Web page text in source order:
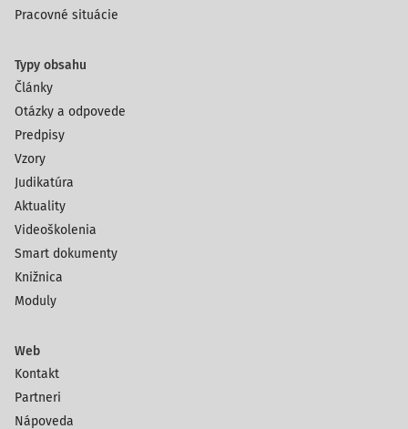
Pracovné situácie
Typy obsahu
Články
Otázky a odpovede
Predpisy
Vzory
Judikatúra
Aktuality
Videoškolenia
Smart dokumenty
Knižnica
Moduly
Web
Kontakt
Partneri
Nápoveda